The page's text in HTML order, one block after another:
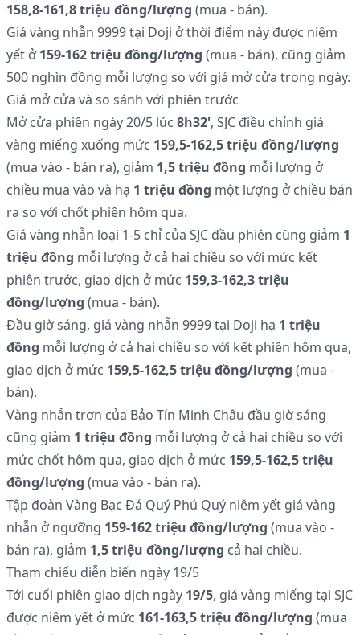
158,8-161,8 triệu đồng/lượng (mua - bán).
Giá vàng nhẫn 9999 tại Doji ở thời điểm này được niêm
yết ở159-162 triệu đồng/lượng (mua - bán), cũng giảm
500 nghìn đồng mỗi lượng so với giá mở cửa trong ngày.
Giá mở cửa và so sánh với phiên trước
Mở cửa phiên ngày 20/5 lúc 8h32', SJC điều chỉnh giá
vàng miếng xuống mức 159,5-162,5 triệu đồng/lượng
(mua vào - bán ra), giảm 1,5 triệu đồng mỗi lượng ở
chiều mua vào và hạ 1 triệu đồng một lượng ở chiều bán
ra so với chốt phiên hôm qua.
Giá vàng nhẫn loại 1-5 chỉ của SJC đầu phiên cũng giảm 1
triệu đồng mỗi lượng ở cả hai chiều so với mức kết
phiên trước, giao dịch ở mức 159,3-162,3 triệu
đồng/lượng (mua - bán).
Đầu giờ sáng, giá vàng nhẫn 9999 tại Doji hạ 1 triệu
đồng mỗi lượng ở cả hai chiều so với kết phiên hôm qua,
giao dịch ở mức 159,5-162,5 triệu đồng/lượng (mua -
bán).
Vàng nhẫn trơn của Bảo Tín Minh Châu đầu giờ sáng
cũng giảm 1 triệu đồng mỗi lượng ở cả hai chiều so với
mức chốt hôm qua, giao dịch ở mức 159,5-162,5 triệu
đồng/lượng (mua vào - bán ra).
Tập đoàn Vàng Bạc Đá Quý Phú Quý niêm yết giá vàng
nhẫn ở ngưỡng 159-162 triệu đồng/lượng (mua vào -
bán ra), giảm 1,5 triệu đồng/lượng cả hai chiều.
Tham chiếu diễn biến ngày 19/5
Tới cuối phiên giao dịch ngày 19/5, giá vàng miếng tại SJC
được niêm yết ở mức 161-163,5 triệu đồng/lượng (mua